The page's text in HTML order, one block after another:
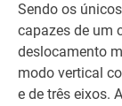
Sendo os
capazes de um
deslocamento
modo vertical
e de três eixos.